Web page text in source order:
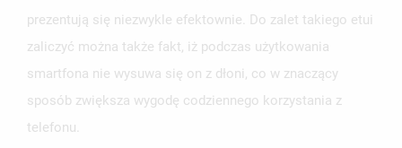
prezentują się niezwykle efektownie. Do zalet takiego etui
zaliczyć można także fakt, iż podczas użytkowania
smartfona nie wysuwa się on z dłoni, co w znaczący
sposób zwiększa wygodę codziennego korzystania z
telefonu.
MOJE LISTY ŻYCZEŃ
add_circle_outlineUTWÓRZ NOWĄ LISTĘ
ANULUJ UTWÓRZ LISTĘ ŻYCZEŃ
SWOJEJ LIŚCIE ŻYCZEŃ.
ANULUJ ZALOGUJ SIĘ